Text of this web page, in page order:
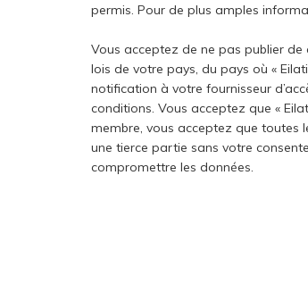
permis. Pour de plus amples
Vous acceptez de ne pas publier
lois de votre pays, du pays où «
notification à votre fournisseur
conditions. Vous acceptez que «
membre, vous acceptez que toutes
une tierce partie sans votre
compromettre les données.